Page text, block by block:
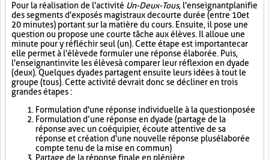
Pour la réalisation de l'activité Un-Deux-Tous, l'enseignant planifie
des segments d'exposés magistraux de courte durée (entre 10 et
20 minutes) portant sur la matière du cours. Ensuite, il pose une
question ou propose une courte tâche aux élèves. Il alloue une
minute pour y réfléchir seul (un). Cette étape est importante car
elle permet à l'élève de formuler une réponse élaborée. Puis,
l'enseignant invite les élèves à comparer leur réflexion en dyade
(deux). Quelques dyades partagent ensuite leurs idées à tout le
groupe (tous). Cette activité devrait donc se décliner en trois
grandes étapes :
Formulation d'une réponse individuelle à la question posée
Formulation d’une réponse en dyade (partage de la
réponse avec un coéquipier, écoute attentive de sa
réponse et création d'une nouvelle réponse plus élaborée
compte tenu de la mise en commun)
Partage de la réponse finale en plénière